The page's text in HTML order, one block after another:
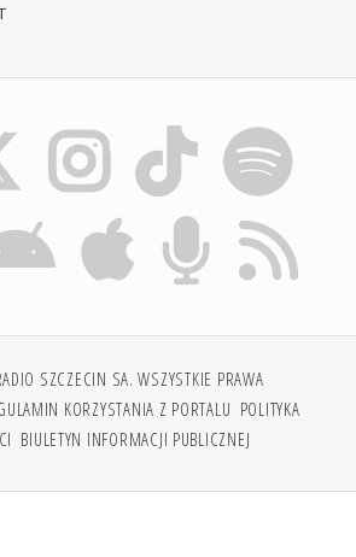
SZCZECIN SA. WSZYSTKIE PRAWA
KORZYSTANIA Z PORTALU POLITYKA
BIULETYN INFORMACJI PUBLICZNEJ